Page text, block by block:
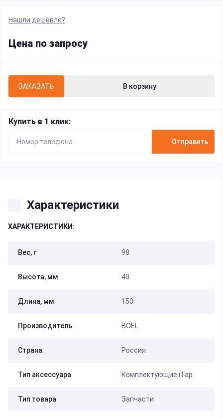
Нашли дешевле?
Цена по запросу
ЗАКАЗАТЬ В корзину
Купить в 1 клик:
Отправить
Характеристики
ХАРАКТЕРИСТИКИ:
Вес, г 98
Высота, мм 40
Длина, мм 150
Производитель BOEL
Страна Россия
Тип аксессуара Комплектующие iTap
Тип товара Запчасти